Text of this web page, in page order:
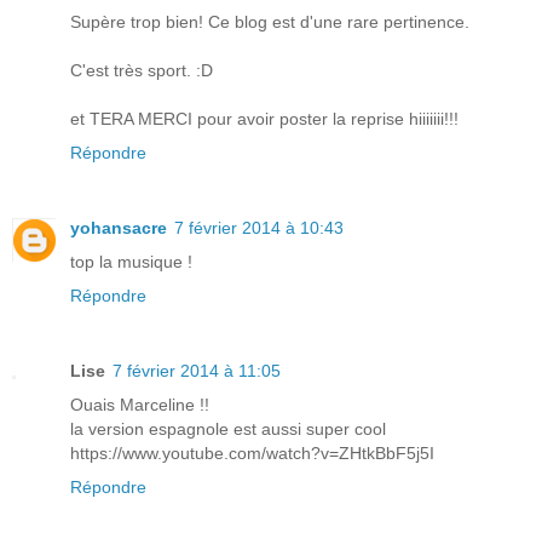
Supère trop bien! Ce blog est d'une rare pertinence.
C'est très sport. :D
et TERA MERCI pour avoir poster la reprise hiiiiiii!!!
Répondre
yohansacre 7 février 2014 à 10:43
top la musique !
Répondre
Lise 7 février 2014 à 11:05
Ouais Marceline !!
la version espagnole est aussi super cool
https://www.youtube.com/watch?v=ZHtkBbF5j5I
Répondre